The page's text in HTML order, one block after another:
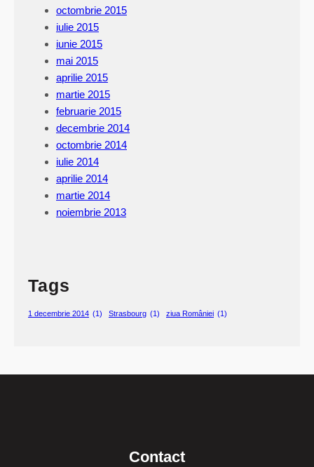
octombrie 2015
iulie 2015
iunie 2015
mai 2015
aprilie 2015
martie 2015
februarie 2015
decembrie 2014
octombrie 2014
iulie 2014
aprilie 2014
martie 2014
noiembrie 2013
Tags
1 decembrie 2014 (1) Strasbourg (1) ziua României (1)
Contact